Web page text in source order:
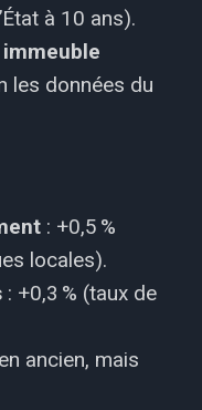
à 10 ans).
les données du
: +0,5 %
locales).
: +0,3 % (taux de
ancien, mais